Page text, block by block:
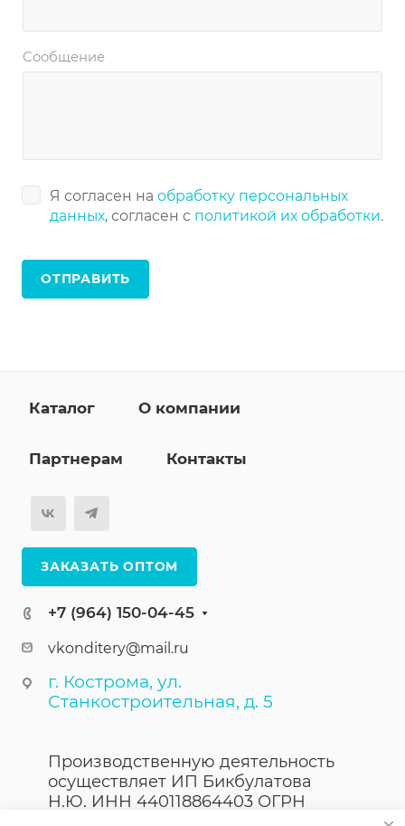
Сообщение
Я согласен на обработку персональных
данных, согласен с политикой их обработки.
Каталог О компании
Партнерам Контакты
ЗАКАЗАТЬ ОПТОМ
+7 (964) 150-04-45
vkonditery@mail.ru
г. Кострома, ул.
Станкостроительная, д. 5
Производственную деятельность
осуществляет ИП Бикбулатова
Н.Ю. ИНН 440118864403 ОГРН